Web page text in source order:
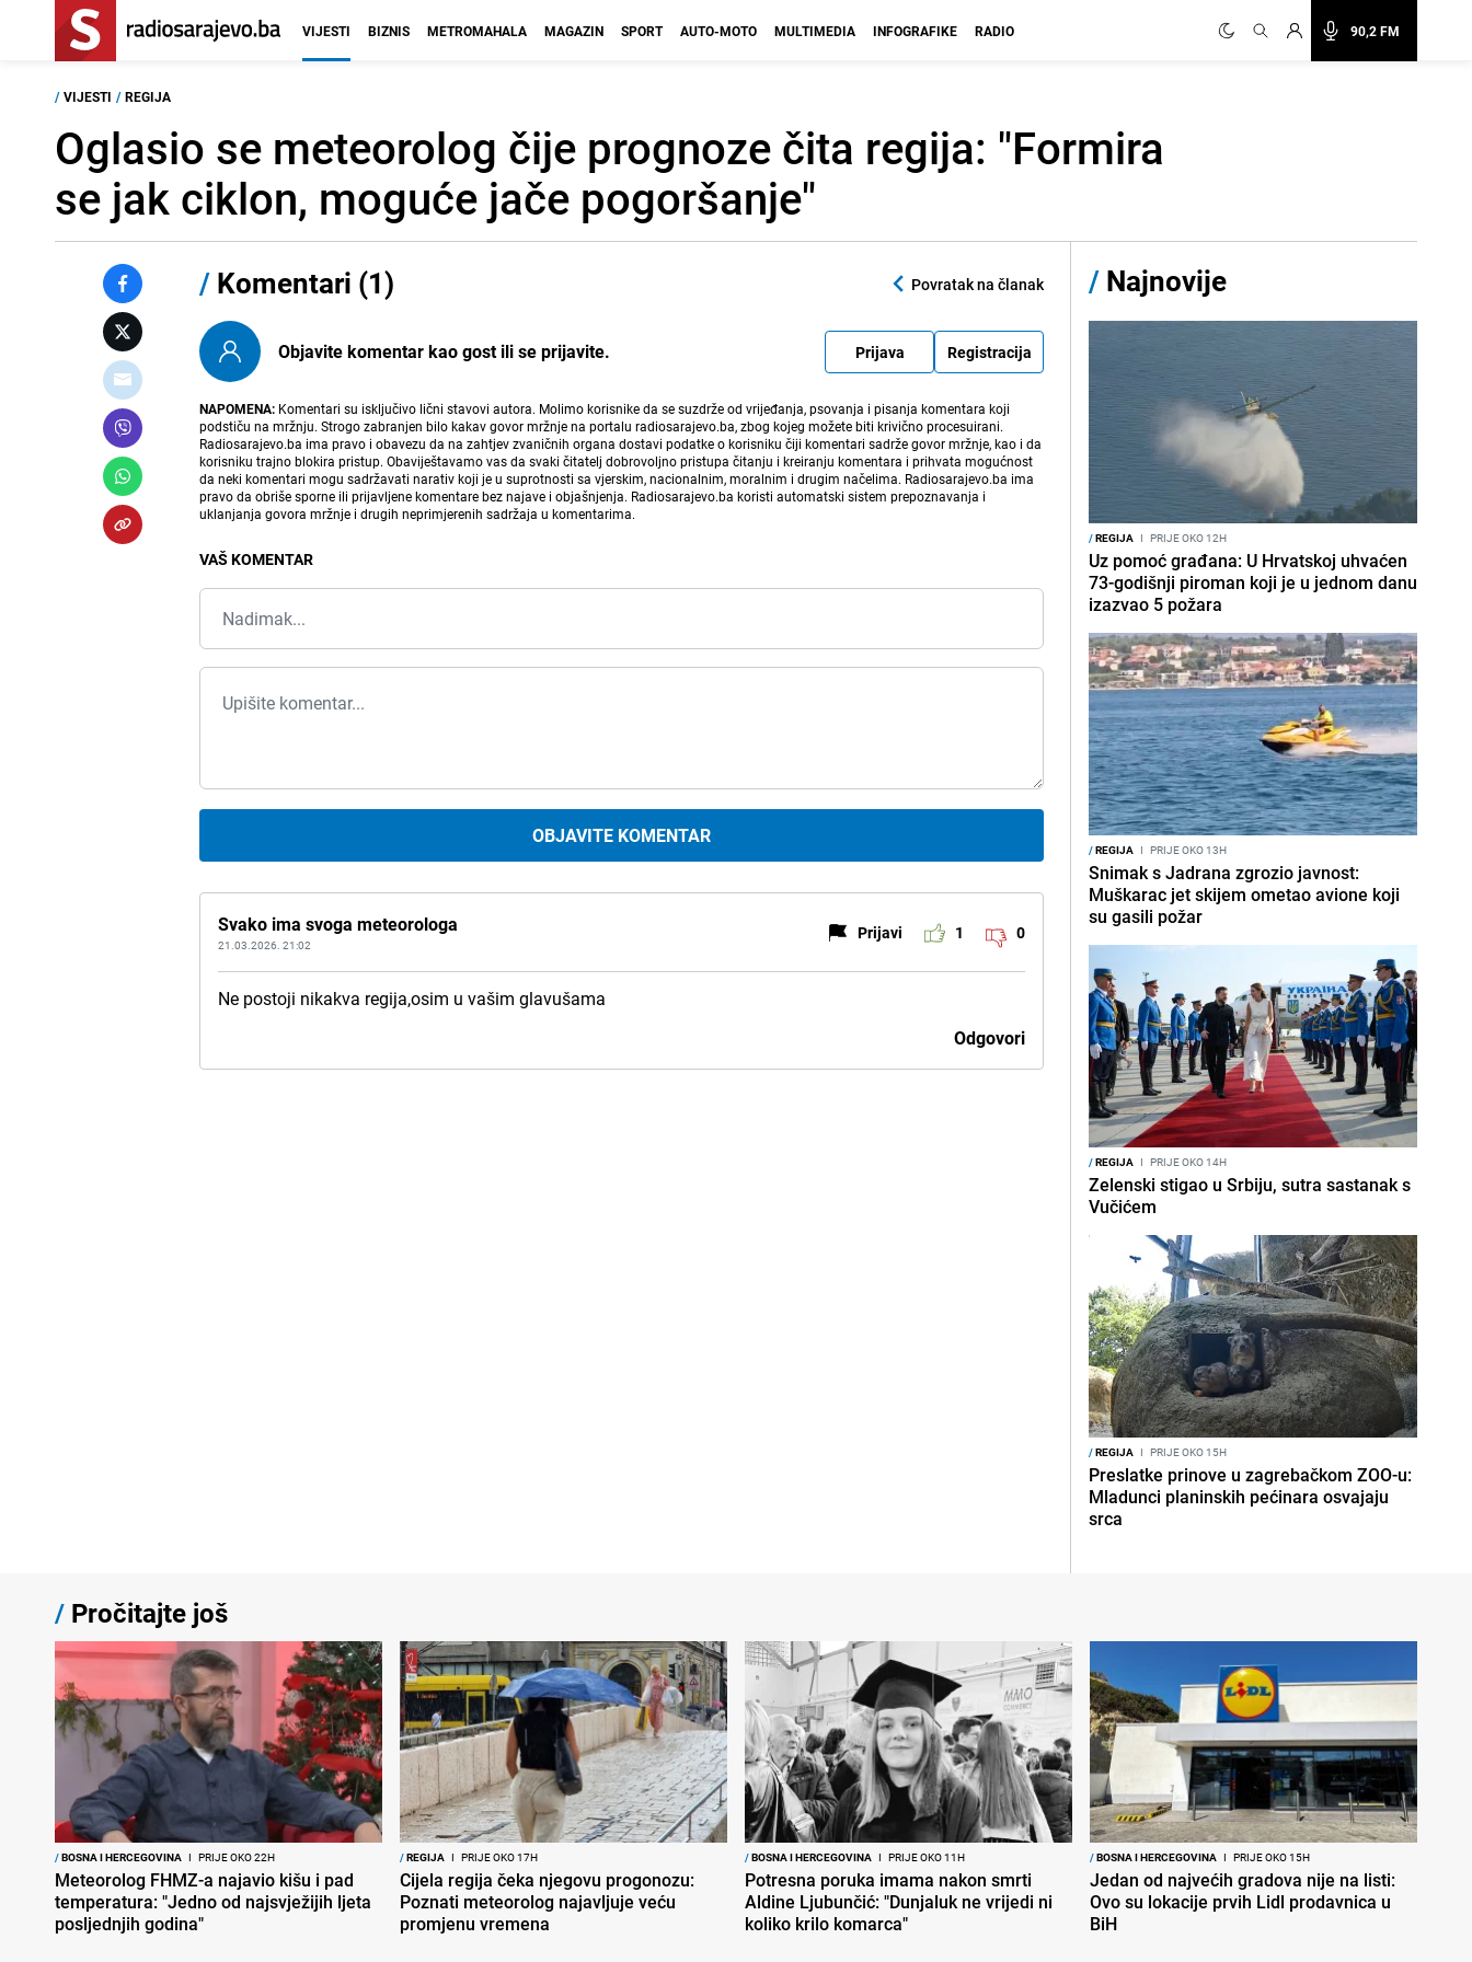
90,2 FM
VIJESTI BIZNIS METROMAHALA MAGAZIN SPORT AUTO-MOTO MULTIMEDIA INFOGRAFIKE RADIO
/ VIJESTI / REGIJA
Oglasio se meteorolog čije prognoze čita regija: "Formira
se jak ciklon, moguće jače pogoršanje"
/ Komentari (1) Povratak na članak
Objavite komentar kao gost ili se prijavite. Prijava Registracija
NAPOMENA: Komentari su isključivo lični stavovi autora. Molimo korisnike da se suzdrže od vrijeđanja, psovanja i pisanja komentara koji
podstiču na mržnju. Strogo zabranjen bilo kakav govor mržnje na portalu radiosarajevo.ba, zbog kojeg možete biti krivično procesuirani.
Radiosarajevo.ba ima pravo i obavezu da na zahtjev zvaničnih organa dostavi podatke o korisniku čiji komentari sadrže govor mržnje, kao i da
korisniku trajno blokira pristup. Obaviještavamo vas da svaki čitatelj dobrovoljno pristupa čitanju i kreiranju komentara i prihvata mogućnost
da neki komentari mogu sadržavati narativ koji je u suprotnosti sa vjerskim, nacionalnim, moralnim i drugim načelima. Radiosarajevo.ba ima
pravo da obriše sporne ili prijavljene komentare bez najave i objašnjenja. Radiosarajevo.ba koristi automatski sistem prepoznavanja i
uklanjanja govora mržnje i drugih neprimjerenih sadržaja u komentarima.
VAŠ KOMENTAR
OBJAVITE KOMENTAR
Svako ima svoga meteorologa
21.03.2026. 21:02
Prijavi 1 0
Ne postoji nikakva regija,osim u vašim glavušama
Odgovori
/ Najnovije
/REGIJA I PRIJE OKO 12H
Uz pomoć građana: U Hrvatskoj uhvaćen
73-godišnji piroman koji je u jednom danu
izazvao 5 požara
/REGIJA I PRIJE OKO 13H
Snimak s Jadrana zgrozio javnost:
Muškarac jet skijem ometao avione koji
su gasili požar
/REGIJA I PRIJE OKO 14H
Zelenski stigao u Srbiju, sutra sastanak s
Vučićem
/REGIJA I PRIJE OKO 15H
Preslatke prinove u zagrebačkom ZOO-u:
Mladunci planinskih pećinara osvajaju
srca
/ Pročitajte još
/BOSNA I HERCEGOVINA I PRIJE OKO 22H
Meteorolog FHMZ-a najavio kišu i pad
temperatura: "Jedno od najsvježijih ljeta
posljednjih godina"
/REGIJA I PRIJE OKO 17H
Cijela regija čeka njegovu progonozu:
Poznati meteorolog najavljuje veću
promjenu vremena
/BOSNA I HERCEGOVINA I PRIJE OKO 11H
Potresna poruka imama nakon smrti
Aldine Ljubunčić: "Dunjaluk ne vrijedi ni
koliko krilo komarca"
/BOSNA I HERCEGOVINA I PRIJE OKO 15H
Jedan od najvećih gradova nije na listi:
Ovo su lokacije prvih Lidl prodavnica u
BiH